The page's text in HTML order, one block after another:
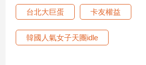
內
台北大巨蛋 卡友權益
韓國人氣女子天團idle